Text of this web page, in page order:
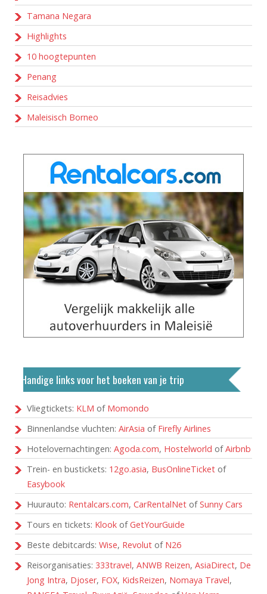
Tamana Negara
Highlights
10 hoogtepunten
Penang
Reisadvies
Maleisisch Borneo
Handige links voor het boeken van je trip
Vliegtickets: KLM of Momondo
Binnenlandse vluchten: AirAsia of Firefly Airlines
Hotelovernachtingen: Agoda.com, Hostelworld ofAirbnb
Trein- en bustickets: 12go.asia, BusOnlineTicket of
Easybook
Huurauto: Rentalcars.com, CarRentalNet ofSunny Cars
Tours en tickets: Klook ofGetYourGuide
Beste debitcards: Wise, Revolut of N26
Reisorganisaties: 333travel, ANWB Reizen, AsiaDirect, De
Jong Intra, Djoser, FOX, KidsReizen, Nomaya Travel,